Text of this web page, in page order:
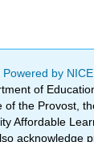
Powered by
of
the Provost,
Affordable
acknowledge